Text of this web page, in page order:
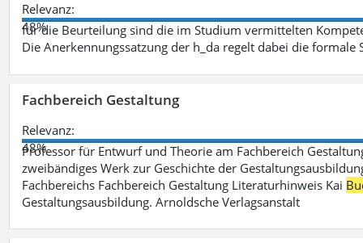
Relevanz:
48%
für die Beurteilung sind die im Studium vermittelten
Die Anerkennungssatzung der h_da regelt dabei die formale
Fachbereich Gestaltung
Relevanz:
48%
Professor für Entwurf und Theorie am Fachbereich
zweibändiges Werk zur Geschichte der
Fachbereichs Fachbereich Gestaltung Literaturhinweis Kai
Gestaltungsausbildung. Arnoldsche Verlagsanstalt